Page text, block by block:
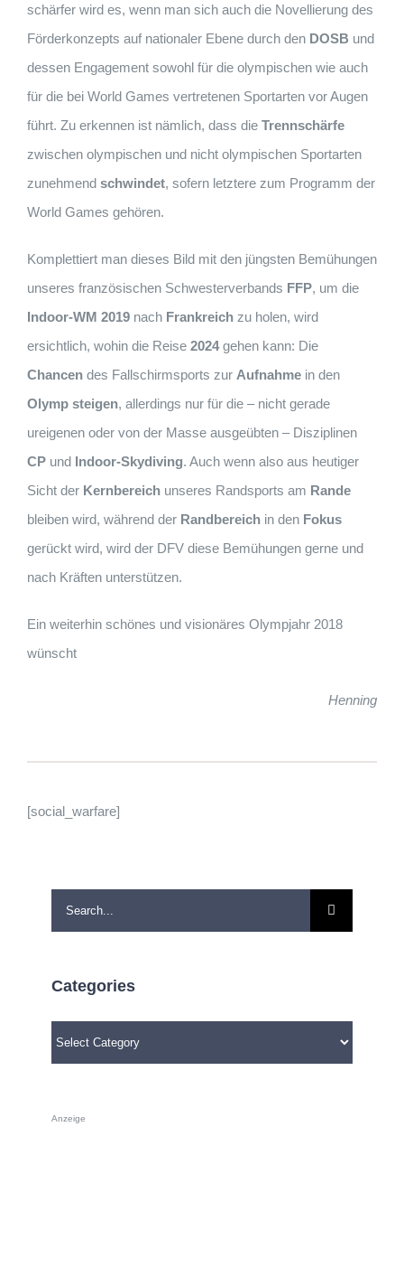
schärfer wird es, wenn man sich auch die Novellierung des
Förderkonzepts auf nationaler Ebene durch den DOSB und
dessen Engagement sowohl für die olympischen wie auch
für die bei World Games vertretenen Sportarten vor Augen
führt. Zu erkennen ist nämlich, dass die Trennschärfe
zwischen olympischen und nicht olympischen Sportarten
zunehmend schwindet, sofern letztere zum Programm der
World Games gehören.
Komplettiert man dieses Bild mit den jüngsten Bemühungen
unseres französischen Schwesterverbands FFP, um die
Indoor-WM 2019 nach Frankreich zu holen, wird
ersichtlich, wohin die Reise 2024gehen kann: Die
Chancen des Fallschirmsports zur Aufnahme in den
Olymp steigen, allerdings nur für die – nicht gerade
ureigenen oder von der Masse ausgeübten – Disziplinen
CP und Indoor-Skydiving. Auch wenn also aus heutiger
Sicht der Kernbereich unseres Randsports am Rande
bleiben wird, während der Randbereich in den Fokus
gerückt wird, wird der DFV diese Bemühungen gerne und
nach Kräften unterstützen.
Ein weiterhin schönes und visionäres Olympjahr 2018
wünscht
Henning
[social_warfare]
Search
for:
Categories
Categories
Anzeige